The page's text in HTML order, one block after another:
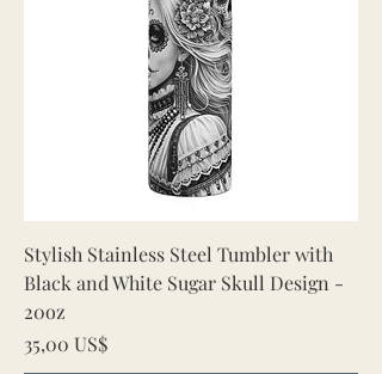
Stylish Stainless Steel Tumbler with
Black and White Sugar Skull Design -
20oz
Cena
35,00 US$